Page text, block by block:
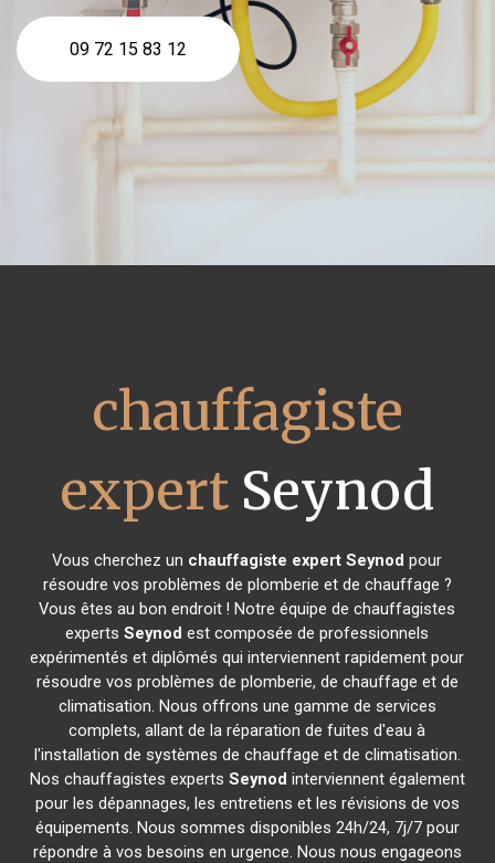
09 72 15 83 12
chauffagiste
expertSeynod
Vous cherchez un chauffagiste expert Seynod pour
résoudre vos problèmes de plomberie et de chauffage ?
Vous êtes au bon endroit ! Notre équipe de chauffagistes
expertsSeynod est composée de professionnels
expérimentés et diplômés qui interviennent rapidement pour
résoudre vos problèmes de plomberie, de chauffage et de
climatisation. Nous offrons une gamme de services
complets, allant de la réparation de fuites d'eau à
l'installation de systèmes de chauffage et de climatisation.
Nos chauffagistes experts Seynod interviennent également
pour les dépannages, les entretiens et les révisions de vos
équipements. Nous sommes disponibles 24h/24, 7j/7 pour
répondre à vos besoins en urgence. Nous nous engageons